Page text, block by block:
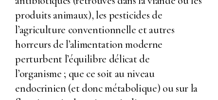
produits animaux), les pesticides de
l’agriculture conventionnelle et autres
horreurs de l’alimentation moderne
perturbent l’équilibre délicat de
l’organisme ; que ce soit au niveau
endocrinien (et donc métabolique) ou sur la